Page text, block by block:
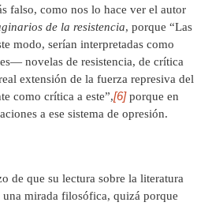
falso, como nos lo hace ver el autor
de la resistencia, porque “Las
modo, serían interpretadas como
novelas de resistencia, de crítica
extensión de la fuerza represiva del
como crítica a este”,[6]porque en
a ese sistema de opresión.
de que su lectura sobre la literatura
una mirada filosófica, quizá porque